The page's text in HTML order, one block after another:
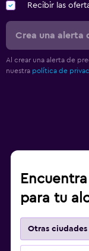
Recibir las
Crea una alerta
Al crear una alerta de
nuestra política de
para tu
Otras ciudades